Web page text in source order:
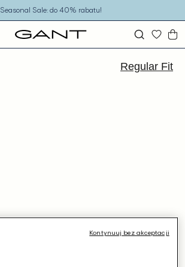
Seasonal Sale: do 40% rabatu!
Regular Fit
Kontynuuj bez akceptacji